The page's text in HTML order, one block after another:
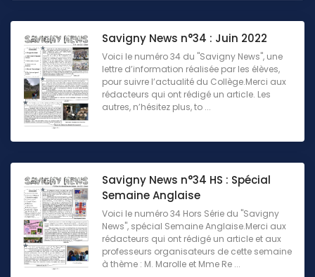
Savigny News n°34 : Juin 2022
Voici le numéro 34 du "Savigny News", une
lettre d’information réalisée par les élèves,
pour suivre l’actualité du Collège.Merci aux
rédacteurs qui ont rédigé un article. Les
autres, n’hésitez plus, to ...
Savigny News n°34 HS : Spécial
Semaine Anglaise
Voici le numéro 34 Hors Série du "Savigny
News", spécial Semaine Anglaise.Merci aux
rédacteurs qui ont rédigé un article et aux
professeurs organisateurs de cette semaine
à thème : M. Marolle et Mme Re ...